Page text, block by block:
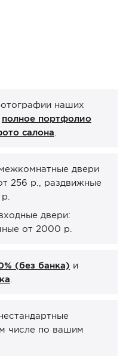
наших
полное портфолио
салона
двери
256 р., раздвижные
двери:
от 2000 р.
(без банка) и
числе по вашим